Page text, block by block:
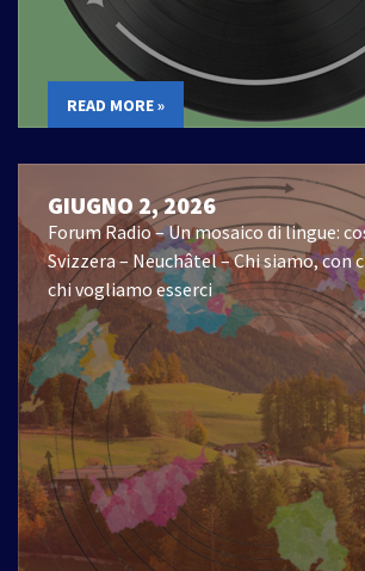
READ MORE »
GIUGNO 2, 2026
Forum Radio – Un mosaico di lingue:
Svizzera – Neuchâtel – Chi siamo, con
chi vogliamo esserci